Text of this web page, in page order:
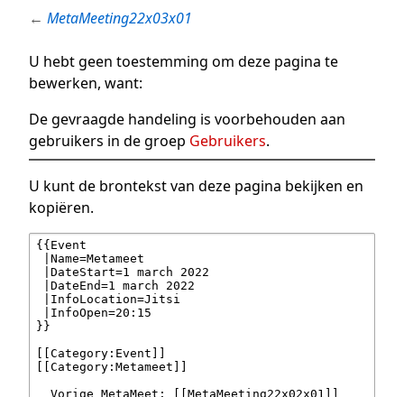
← MetaMeeting22x03x01
U hebt geen toestemming om deze pagina te
bewerken, want:
De gevraagde handeling is voorbehouden aan
gebruikers in de groep Gebruikers.
U kunt de brontekst van deze pagina bekijken en
kopiëren.